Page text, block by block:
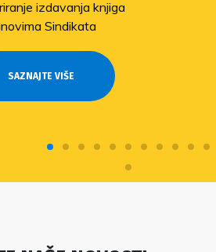
izdavanja knjiga
Sindikata
SAZNAJTE VIŠE